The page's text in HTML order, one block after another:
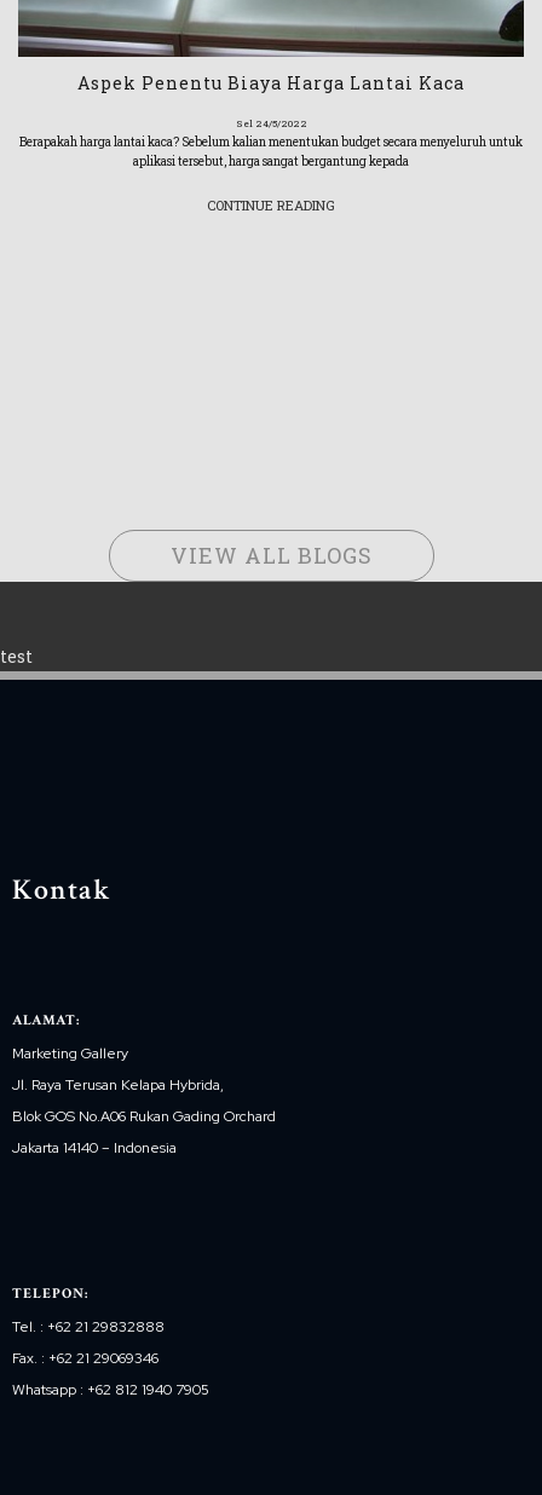
Aspek Penentu Biaya Harga Lantai Kaca
Sel 24/5/2022
Berapakah harga lantai kaca? Sebelum kalian menentukan budget secara menyeluruh untuk
aplikasi tersebut, harga sangat bergantung kepada
CONTINUE READING
VIEW ALL BLOGS
test
Kontak
ALAMAT:
Marketing Gallery
Jl. Raya Terusan Kelapa Hybrida,
Blok GOS No.A06 Rukan Gading Orchard
Jakarta 14140 – Indonesia
TELEPON:
Tel. : +62 21 29832888
Fax. : +62 21 29069346
Whatsapp : +62 812 1940 7905